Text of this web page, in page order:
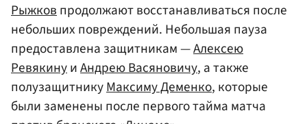
Рыжковпродолжают восстанавливаться после
небольших повреждений. Небольшая пауза
предоставлена защитникам —Алексею
РевякинуиАндрею Васяновичу, а также
полузащитникуМаксиму Деменко, которые
были заменены после первого тайма матча